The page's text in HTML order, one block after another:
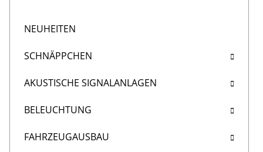
NEUHEITEN
SCHNÄPPCHEN
AKUSTISCHE SIGNALANLAGEN
BELEUCHTUNG
FAHRZEUGAUSBAU